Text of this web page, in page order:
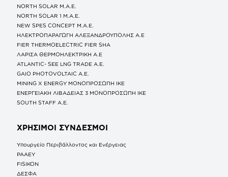
NORTH SOLAR M.Α.Ε.
NORTH SOLAR 1 M.Α.Ε.
NEW SPES CONCEPT Μ.Α.Ε.
ΗΛΕΚΤΡΟΠΑΡΑΓΩΓΗ ΑΛΕΞΑΝΔΡΟΥΠΟΛΗΣ A.E
FIER THERMOELECTRIC FIER SHA
ΛΑΡΙΣΑ ΘΕΡΜΟΗΛΕΚΤΡΙΚΗ A.E
ATLANTIC- SEE LNG TRADE A.E.
GAIO PHOTOVOLTAIC Α.Ε.
MINING X ENERGY ΜΟΝΟΠΡΟΣΩΠΗ ΙΚΕ
ΕΝΕΡΓΕΙΑΚΗ ΛΙΒΑΔΕΙΑΣ 3 ΜΟΝΟΠΡΟΣΩΠΗ ΙΚΕ
SOUTH STAFF Α.Ε.
ΧΡΗΣΙΜΟΙ ΣΥΝΔΕΣΜΟΙ
Υπουργείο Περιβάλλοντος και Ενέργειας
ΡΑΑΕΥ
FISIKON
ΔΕΣΦΑ